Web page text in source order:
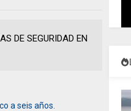
DE SEGURIDAD EN
a seis años.